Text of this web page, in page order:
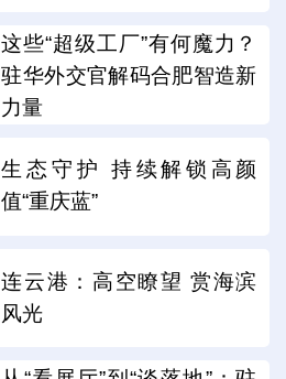
这些“超级工厂”有何魔力？
驻华外交官解码合肥智造新
力量
生态守护 持续解锁高颜
值“重庆蓝”
连云港：高空瞭望 赏海滨
风光